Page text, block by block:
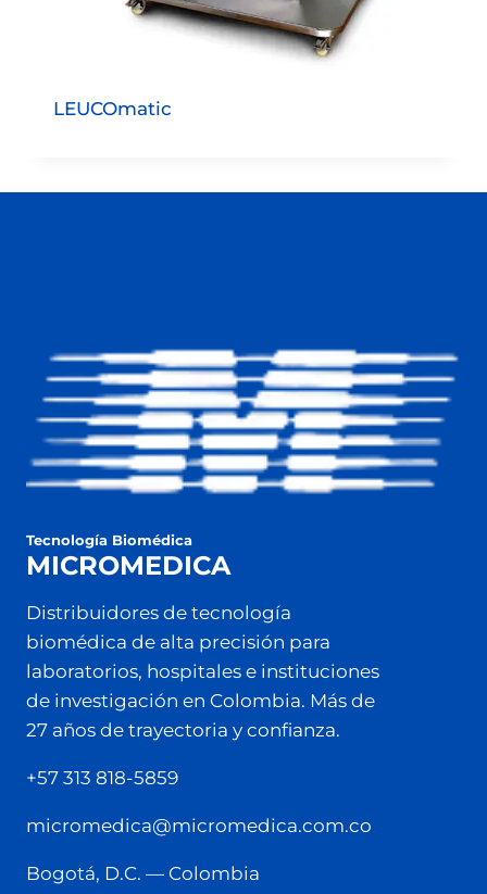
LEUCOmatic
Tecnología Biomédica
MICROMEDICA
Distribuidores de tecnología
biomédica de alta precisión para
laboratorios, hospitales e instituciones
de investigación en Colombia. Más de
27 años de trayectoria y confianza.
+57 313 818-5859
micromedica@micromedica.com.co
Bogotá, D.C. — Colombia